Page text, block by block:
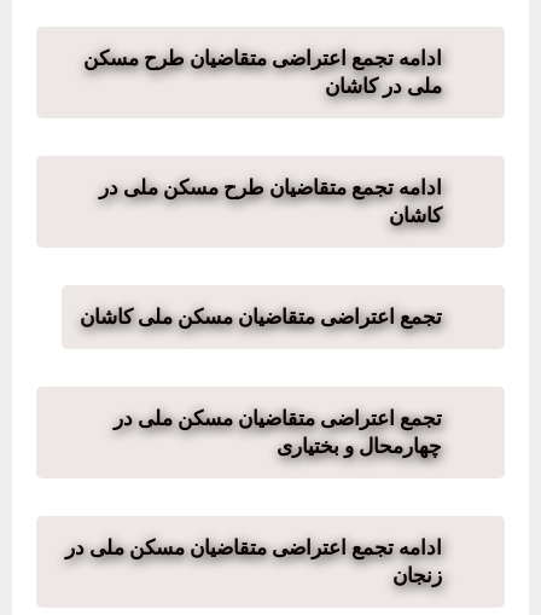
ادامه تجمع اعتراضی متقاضیان طرح مسکن
ملی در کاشان
ادامه تجمع متقاضیان طرح مسکن ملی در
کاشان
تجمع اعتراضی متقاضیان مسکن ملی کاشان
تجمع اعتراضی متقاضیان مسکن ملی در
چهارمحال و بختیاری
ادامه تجمع اعتراضی متقاضیان مسکن ملی در
زنجان